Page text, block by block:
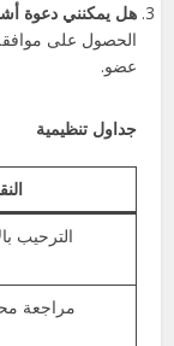
هل يمكنني دعوة
الحصول على
عضو.
جداول تنظيمية
الترحيب
مراجعة